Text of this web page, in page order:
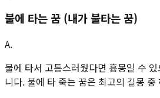
불에 타는 꿈 (내가 불타는 꿈)
A.
불에 타서 고통스러웠다면 흉몽일 수
니다. 불에 타 죽는 꿈은 최고의 길몽 중